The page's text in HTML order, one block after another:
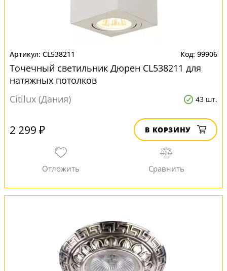
CL538211 99906
Точечный светильник Дюрен CL538211 для
натяжных потолков
Citilux (Дания)
43 шт.
2 299 ₽ В КОРЗИНУ